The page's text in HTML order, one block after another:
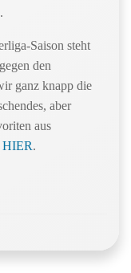
Saison steht
den
ganz knapp die
aber
aus
HIER.